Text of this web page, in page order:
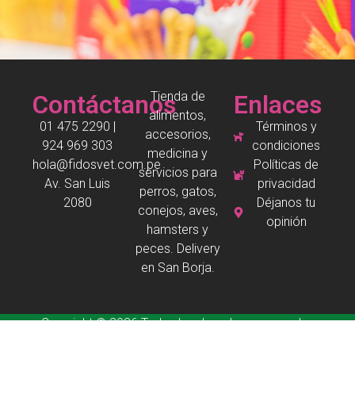
Contáctanos
01 475 2290 |
924 969 303
hola@fidosvet.com.pe
Av. San Luis
2080
Tienda de
alimentos,
accesorios,
medicina y
servicios para
perros, gatos,
conejos, aves,
hamsters y
peces. Delivery
en San Borja.
Enlaces
Términos y
condiciones
Políticas de
privacidad
Déjanos tu
opinión
Copyright © 2026 Todos los derechos reservados